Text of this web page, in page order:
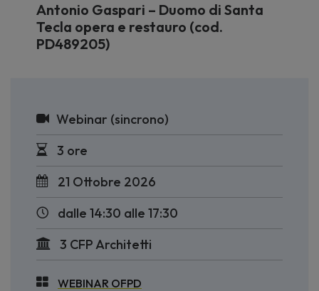
Antonio Gaspari – Duomo di Santa
Tecla opera e restauro (cod.
PD489205)
Webinar (sincrono)
3 ore
21 Ottobre 2026
dalle 14:30 alle 17:30
3 CFP Architetti
WEBINAR OFPD